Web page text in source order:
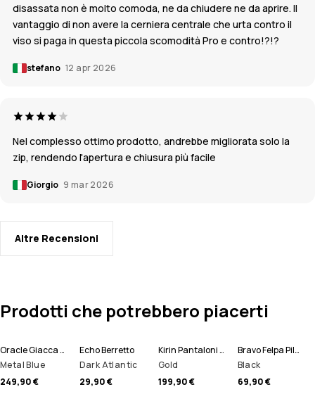
disassata non è molto comoda, ne da chiudere ne da aprire. Il
vantaggio di non avere la cerniera centrale che urta contro il
viso si paga in questa piccola scomodità Pro e contro!?!?
stefano 12 apr 2026
Nel complesso ottimo prodotto, andrebbe migliorata solo la
zip, rendendo l'apertura e chiusura più facile
Giorgio 9 mar 2026
Altre Recensioni
Prodotti che potrebbero piacerti
Oracle Giacca Sci Uomo
Metal Blue
249,90 €
Echo Berretto
Dark Atlantic
29,90 €
Kirin Pantaloni Sci Uomo
Gold
199,90 €
Bravo Felpa Pile Uomo
Black
69,90 €